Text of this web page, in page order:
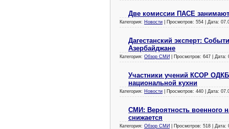
Две комиссии ПАСЕ
Категория: Новости | Просмотров: 554 | Дата:
Дагестанский эксперт:
Азербайджане
Категория: Обзор СМИ | Просмотров: 647 | Дата:
Участники учений КСОР
национальной кухни
Категория: Новости | Просмотров: 440 | Дата:
СМИ: Вероятность военного
снижается
Категория: Обзор СМИ | Просмотров: 518 | Дата: